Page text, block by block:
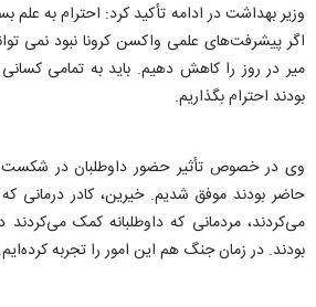
وزیر بهداشت در ادامه تأکید کرد: احترام به علم
میر در روز را کاهش دهیم. باید به تمامی
بودند احترام بگذاریم.
وی در خصوص تأثیر حضور داوطلبان در
حاضر بودند موفق شدیم. خیرین، کادر درمانی که
می‌کردند، مردمانی که داوطلبانه کمک
بودند. در زمان جنگ هم این امور را تجربه کرده‌ایم.